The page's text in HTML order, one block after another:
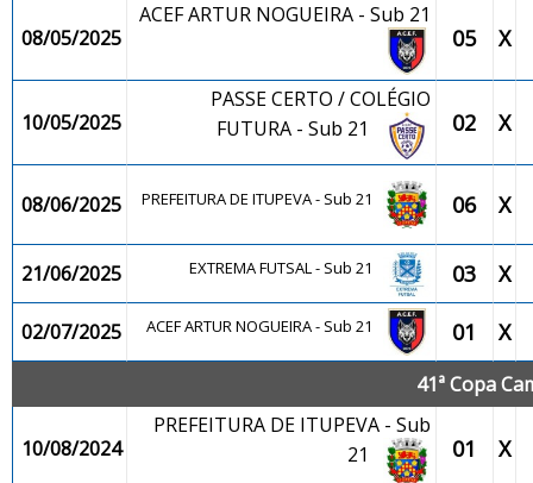
08/05/2025
ACEF ARTUR NOGUEIRA - Sub 21
05 X
10/05/2025
PASSE CERTO / COLÉGIO
FUTURA - Sub 21
02 X
08/06/2025 PREFEITURA DE ITUPEVA - Sub 21 06 X
21/06/2025 EXTREMA FUTSAL - Sub 21 03 X
02/07/2025 ACEF ARTUR NOGUEIRA - Sub 21 01 X
41ª Copa
10/08/2024
PREFEITURA DE ITUPEVA - Sub
21
01 X